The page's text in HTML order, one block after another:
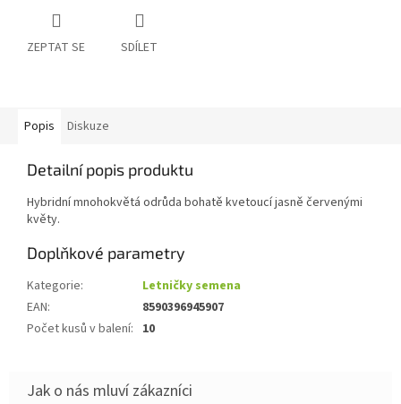
ZEPTAT SE SDÍLET
Popis Diskuze
Detailní popis produktu
Hybridní mnohokvětá odrůda bohatě kvetoucí jasně červenými
květy.
Doplňkové parametry
Kategorie:
Letničky semena
EAN:
8590396945907
Počet kusů v balení: 10